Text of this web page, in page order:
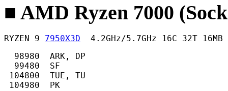
■ AMD Ryzen 7000
RYZEN 9 7950X3D
4.2GHz/5.7GHz 16C 32T 16MB
  98980  ARK, DP
  99480  SF
104800  TUE, TU
104980  PK